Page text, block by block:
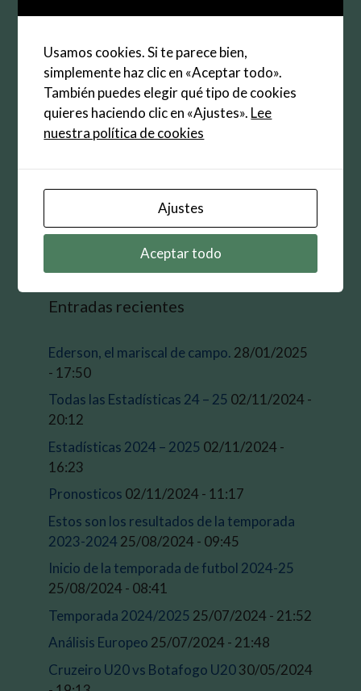
Guarda mi nombre, correo electrónico y web en
este navegador para la próxima vez que
comente.
Entradas recientes
Ederson, el mariscal de campo. 28/01/2025
- 17:50
Todas las Estadísticas 24 – 25 02/11/2024 -
20:12
Estadísticas 2024 – 2025 02/11/2024 -
16:23
Pronosticos 02/11/2024 - 11:17
Estos son los resultados de la temporada
2023-2024 25/08/2024 - 09:45
Inicio de la temporada de futbol 2024-25
25/08/2024 - 08:41
Temporada 2024/2025 25/07/2024 - 21:52
Análisis Europeo 25/07/2024 - 21:48
Cruzeiro U20 vs Botafogo U2030/05/2024
Usamos cookies. Si te parece bien,
simplemente haz clic en «Aceptar todo».
También puedes elegir qué tipo de cookies
quieres haciendo clic en «Ajustes». Lee
nuestra política de cookies
Ajustes
Aceptar todo